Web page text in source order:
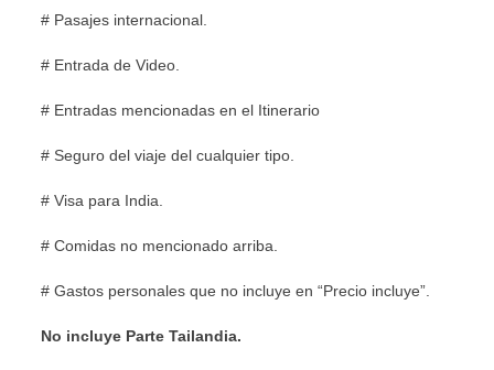
# Pasajes internacional.
# Entrada de Video.
# Entradas mencionadas en el Itinerario
# Seguro del viaje del cualquier tipo.
# Visa para India.
# Comidas no mencionado arriba.
# Gastos personales que no incluye en “Precio incluye”.
No incluye Parte Tailandia.